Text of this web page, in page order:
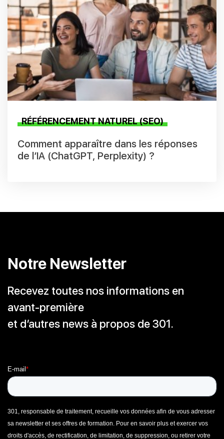
RÉFÉRENCEMENT NATUREL (SEO)
Comment apparaître dans les réponses
de l’IA (ChatGPT, Perplexity) ?
Notre Newsletter
Recevez toutes nos informations en
avant-première
et d’autres news à propos de 301.